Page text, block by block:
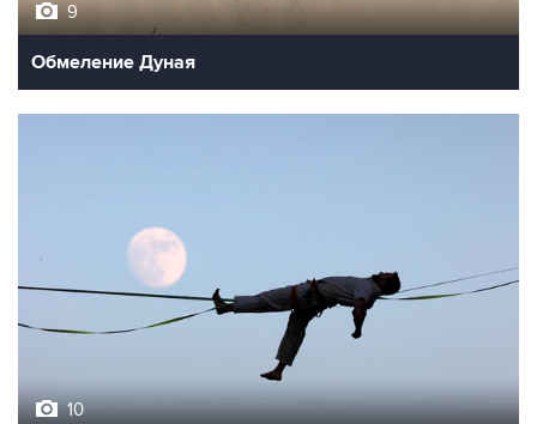
9
Обмеление Дуная
10